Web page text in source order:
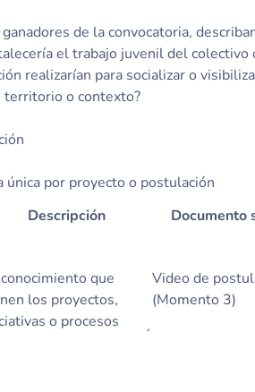
de la convocatoria,
el trabajo juvenil del colectivo
realizarían para socializar o
territorio o contexto?
única por proyecto o postulación
Descripción
Documento